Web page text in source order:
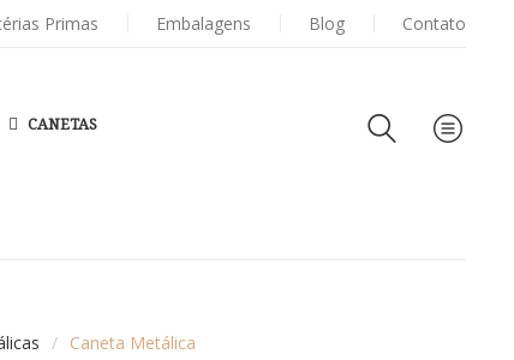
PORTACARTÕES DE VISITA
Primas Embalagens Blog Contato
CANETAS
/ Caneta Metálica